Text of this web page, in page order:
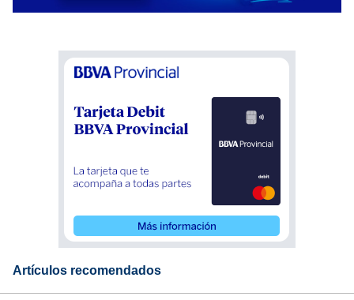
Artículos recomendados